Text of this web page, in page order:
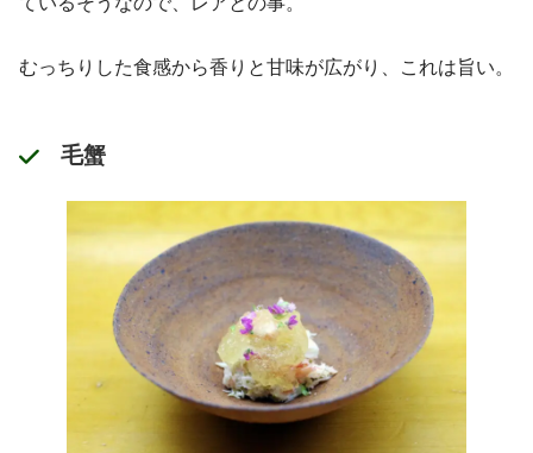
むっちりした食感から香りと甘味が広がり、これは旨い。
毛蟹